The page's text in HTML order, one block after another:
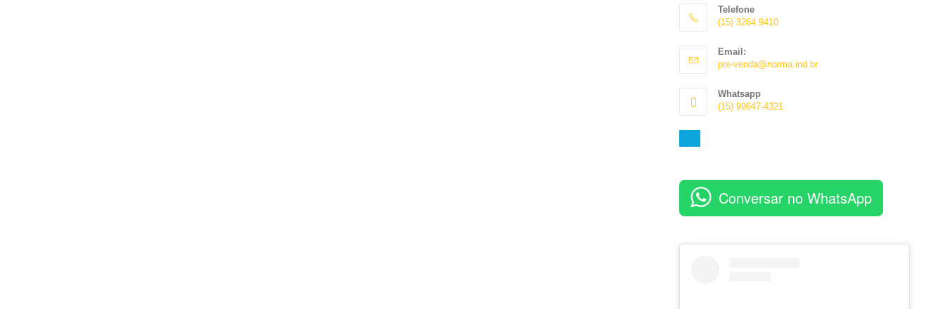
Telefone
(15) 3264.9410
em
seu
Email:
pre-venda@norma.ind.brAbre
Whatsapp
(15) 99647-4321
aplicativo
Conversar no WhatsApp